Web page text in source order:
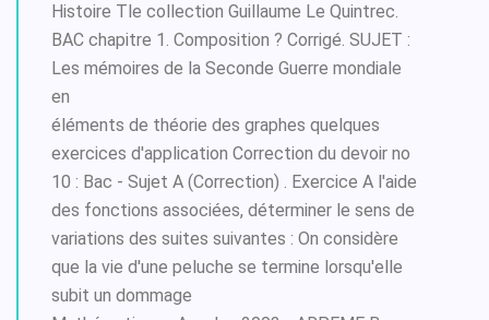
Histoire Tle collection Guillaume Le Quintrec.
BAC chapitre 1. Composition ? Corrigé. SUJET :
Les mémoires de la Seconde Guerre mondiale
en
éléments de théorie des graphes quelques
exercices d'application Correction du devoir no
10 : Bac - Sujet A (Correction) . Exercice A l'aide
des fonctions associées, déterminer le sens de
variations des suites suivantes : On considère
que la vie d'une peluche se termine lorsqu'elle
subit un dommage